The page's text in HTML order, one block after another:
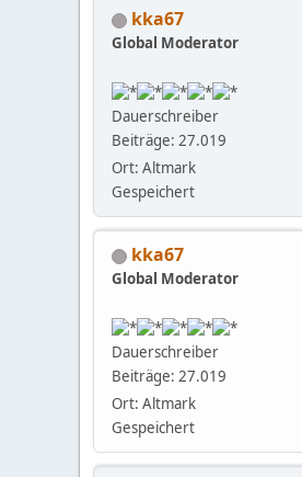
kka67
Global Moderator
Dauerschreiber
Beiträge: 27.019
Ort: Altmark
Gespeichert
kka67
Global Moderator
Dauerschreiber
Beiträge: 27.019
Ort: Altmark
Gespeichert